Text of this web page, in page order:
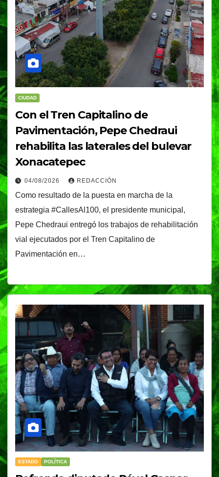
CIUDAD
Con el Tren Capitalino de
Pavimentación, Pepe Chedraui
rehabilita las laterales del bulevar
Xonacatepec
04/08/2026 REDACCIÓN
Como resultado de la puesta en marcha de la
estrategia #CallesAl100, el presidente municipal,
Pepe Chedraui entregó los trabajos de rehabilitación
vial ejecutados por el Tren Capitalino de
Pavimentación en…
ESTADO POLÍTICA